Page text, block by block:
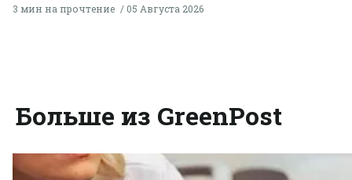
3 мин на прочтение 05 Августа 2026
Больше из GreenPost